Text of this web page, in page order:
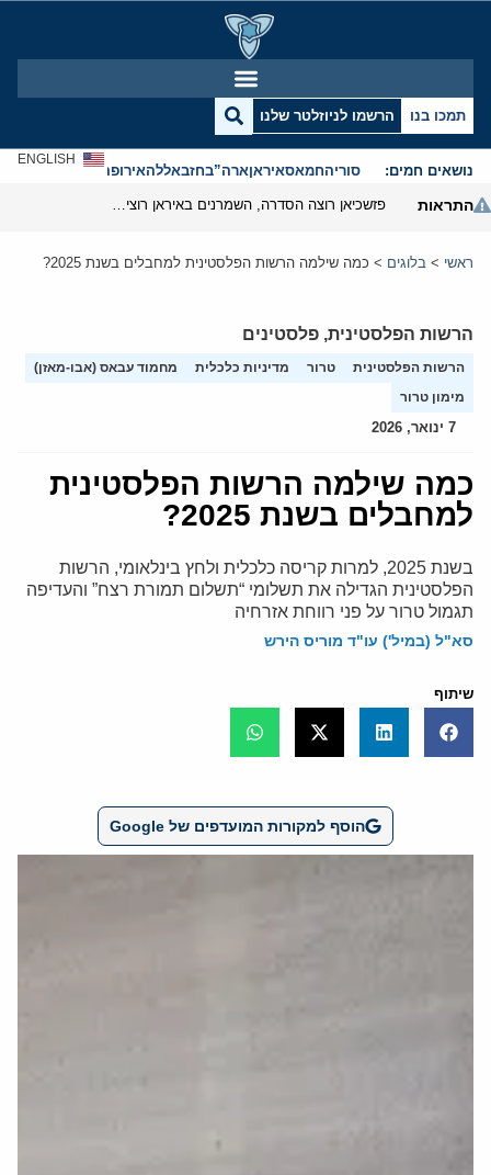
תמכו בנו הרשמו לניוזלטר שלנו
נושאים חמים: סוריהחמאסאיראןארה”בחזבאללהאירופהאנטישמיות
ENGLISH
התראות
ראשי > בלוגים > כמה שילמה הרשות הפלסטינית למחבלים בשנת 2025?
הרשות הפלסטינית, פלסטינים
הרשות הפלסטינית טרור מדיניות כלכלית
מחמוד עבאס (אבו-מאזן)
מימון טרור
7 ינואר, 2026
כמה שילמה הרשות הפלסטינית
למחבלים בשנת 2025?
בשנת 2025, למרות קריסה כלכלית ולחץ בינלאומי, הרשות
הפלסטינית הגדילה את תשלומי “תשלום תמורת רצח” והעדיפה
תגמול טרור על פני רווחת אזרחיה
סא"ל (במיל') עו"ד מוריס הירש
שיתוף
הוסף למקורות המועדפים של Google